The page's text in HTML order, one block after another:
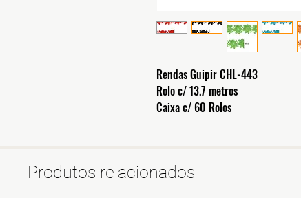
Rendas Guipir CHL-443
Rolo c/ 13.7 metros
Caixa c/ 60 Rolos
Produtos relacionados